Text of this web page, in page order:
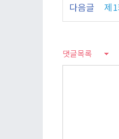
다음글 제
댓글목록